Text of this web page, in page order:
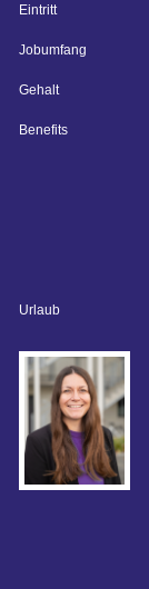
Eintritt
Jobumfang
Gehalt
Benefits
Urlaub